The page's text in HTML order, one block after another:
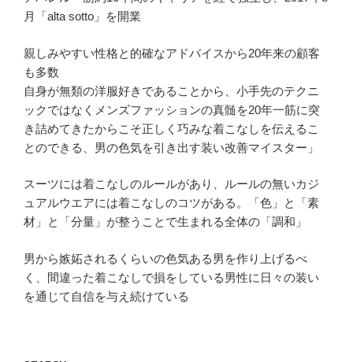
月「alta sotto」を開業
親しみやすい性格と的確なアドバイスから20年来の顧客
も多数
自身が無類の洋服好きであることから、小手先のテクニ
ックではなくメンズファッションの真髄を20年一筋に突
き詰めてきたからこそ正しく巧みな着こなしを伝えるこ
とのできる、男の色気を引き出す装い改善マイスター」
スーツには着こなしのルールがあり、ルールの無いカジ
ュアルウエアには着こなしのコツがある。「色」と「素
材」と「分量」が整うことで生まれる全体の「調和」
男から嫉妬されるくらいの色気ある男を作り上げるべ
く、間違った着こなしで損をしている男性に日々の装い
を通じて自信を与え続けている